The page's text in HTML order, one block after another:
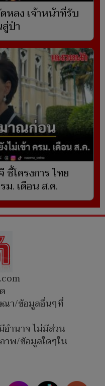
หลง เจ้าหน้าที่รับ
ป่า
โครงการ ไทย
ม. เดือน ส.ค.
า/ข้อมูลอื่นๆที่
อำนาจ ไม่มีส่วน
าพ/ข้อมูลใดๆใน